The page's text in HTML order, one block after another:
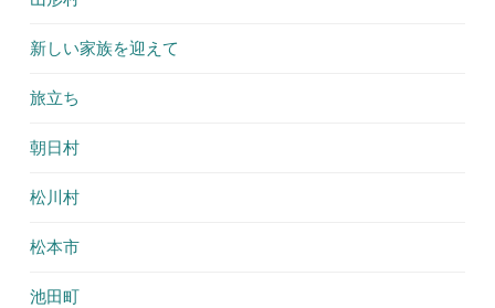
新しい家族を迎えて
旅立ち
朝日村
松川村
松本市
池田町